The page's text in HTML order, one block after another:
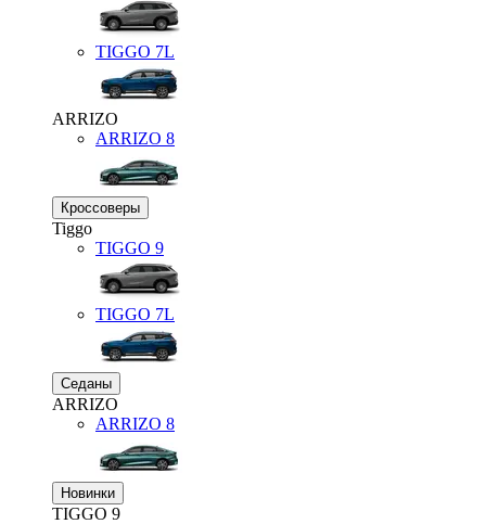
TIGGO 7L
ARRIZO
ARRIZO 8
Кроссоверы
Tiggo
TIGGO 9
TIGGO 7L
Седаны
ARRIZO
ARRIZO 8
Новинки
TIGGO 9